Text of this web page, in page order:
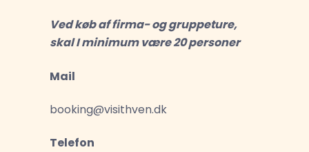
Ved køb af firma- og gruppeture,
skal I minimum være 20 personer
Mail
booking@visithven.dk
Telefon